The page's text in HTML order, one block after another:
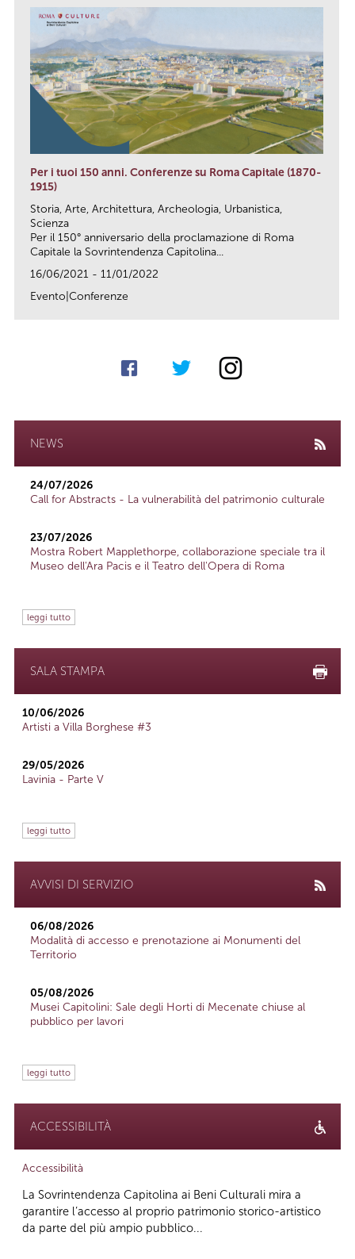
Per i tuoi 150 anni. Conferenze su Roma Capitale (1870-
1915)
Storia, Arte, Architettura, Archeologia, Urbanistica,
Scienza
Per il 150° anniversario della proclamazione di Roma
Capitale la Sovrintendenza Capitolina...
16/06/2021 - 11/01/2022
Evento|Conferenze
NEWS
24/07/2026
Call for Abstracts - La vulnerabilità del patrimonio culturale
23/07/2026
Mostra Robert Mapplethorpe, collaborazione speciale tra il
Museo dell'Ara Pacis e il Teatro dell'Opera di Roma
leggi tutto
SALA STAMPA
10/06/2026
Artisti a Villa Borghese #3
29/05/2026
Lavinia - Parte V
leggi tutto
AVVISI DI SERVIZIO
06/08/2026
Modalità di accesso e prenotazione ai Monumenti del
Territorio
05/08/2026
Musei Capitolini: Sale degli Horti di Mecenate chiuse al
pubblico per lavori
leggi tutto
ACCESSIBILITÀ
Accessibilità
La Sovrintendenza Capitolina ai Beni Culturali mira a
garantire l’accesso al proprio patrimonio storico-artistico
da parte del più ampio pubblico...